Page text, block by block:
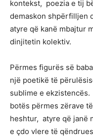
kontekst, poezia e tij
demaskon shpërfilljen
atyre që kanë mbajtur
dinjitetin kolektiv.
Përmes figurës së
një poetikë të
sublime e
botës përmes zërave
heshtur, atyre që janë
e çdo vlere të